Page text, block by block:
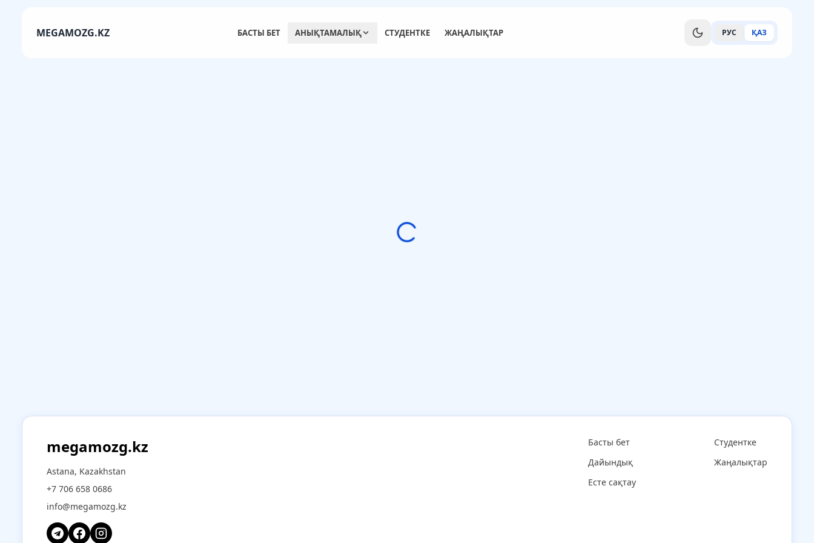
MEGAMOZG.KZ БАСТЫ БЕТ АНЫҚТАМАЛЫҚ СТУДЕНТКЕ ЖАҢАЛЫҚТАР РУС ҚАЗ
megamozg.kz
Astana, Kazakhstan
+7 706 658 0686
info@megamozg.kz
Басты бет
Дайындық
Есте сақтау
Студентке
Жаңалықтар